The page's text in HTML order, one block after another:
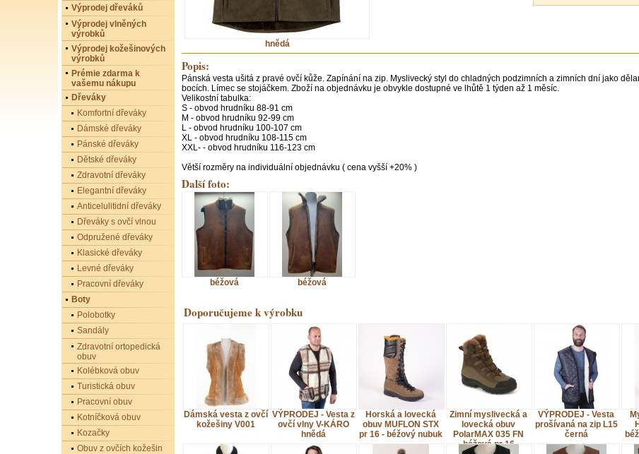
hnědá
Popis:
Pánská vesta ušitá z pravé ovčí kůže. Zapínání na zip. Myslivecký styl do chladných podzimních a zimních dní jako
bocích. Límec se stojáčkem. Zboží na objednávku je obvykle dostupné ve lhůtě 1 týden až 1 měsíc.
Velikostní tabulka:
S - obvod hrudníku 88-91 cm
M - obvod hrudníku 92-99 cm
L - obvod hrudníku 100-107 cm
XL - obvod hrudníku 108-115 cm
XXL- - obvod hrudníku 116-123 cm
Větší rozměry na individuální objednávku ( cena vyšší +20% )
Další foto:
béžová béžová
Doporučujeme k výrobku
Dámská vesta z ovčí
kožešiny V001
VÝPRODEJ - Vesta z
ovčí vlny V-KÁRO
hnědá
Horská a lovecká
obuv MUFLON STX
pr 16 - béžový nubuk
Zimní myslivecká a
lovecká obuv
PolarMAX 035 FN
béžová pr 16
VÝPRODEJ - Vesta
prošívaná na zip L15
černá
Výprodej dřeváků
Výprodej vlněných
výrobků
Výprodej kožešinových
výrobků
Prémie zdarma k
vašemu nákupu
Dřeváky
Komfortní dřeváky
Dámské dřeváky
Pánské dřeváky
Dětské dřeváky
Zdravotní dřeváky
Elegantní dřeváky
Anticelulitidní dřeváky
Dřeváky s ovčí vlnou
Odpružené dřeváky
Klasické dřeváky
Levné dřeváky
Pracovní dřeváky
Boty
Polobotky
Sandály
Zdravotní ortopedická
obuv
Kolébková obuv
Turistická obuv
Pracovní obuv
Kotníčková obuv
Kozačky
Obuv z ovčích kožešin